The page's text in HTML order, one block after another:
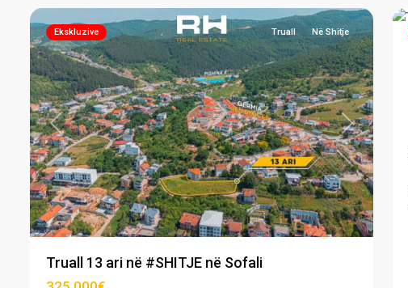
Previous Next
Ekskluzive Truall Në Shitje
Truall 13 ari në #SHITJE në Sofali